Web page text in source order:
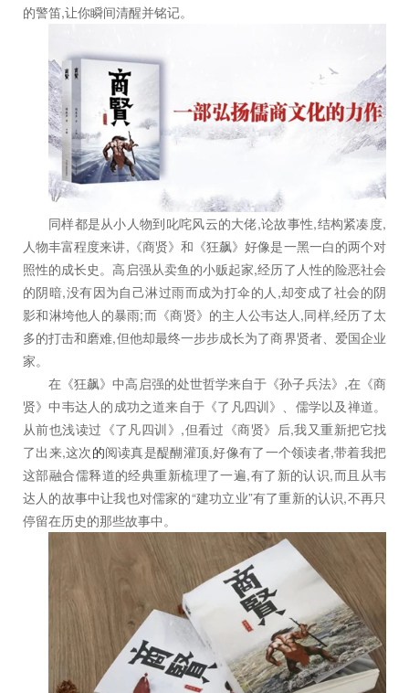
的警笛,让你瞬间清醒并铭记。
同样都是从小人物到叱咤风云的大佬,论故事性,结构紧凑度,
人物丰富程度来讲,《商贤》和《狂飙》好像是一黑一白的两个对
照性的成长史。高启强从卖鱼的小贩起家,经历了人性的险恶社会
的阴暗,没有因为自己淋过雨而成为打伞的人,却变成了社会的阴
影和淋垮他人的暴雨;而《商贤》的主人公韦达人,同样,经历了太
多的打击和磨难,但他却最终一步步成长为了商界贤者、爱国企业
家。
在《狂飙》中高启强的处世哲学来自于《孙子兵法》,在《商
贤》中韦达人的成功之道来自于《了凡四训》、儒学以及禅道。
从前也浅读过《了凡四训》,但看过《商贤》后,我又重新把它找
了出来,这次的阅读真是醍醐灌顶,好像有了一个领读者,带着我把
这部融合儒释道的经典重新梳理了一遍,有了新的认识,而且从韦
达人的故事中让我也对儒家的“建功立业”有了重新的认识,不再只
停留在历史的那些故事中。